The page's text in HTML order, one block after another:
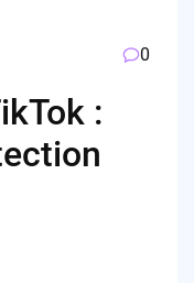
0
: